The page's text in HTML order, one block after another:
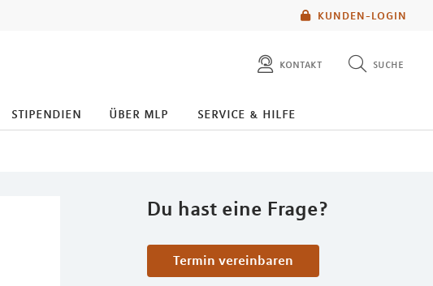
KUNDEN-LOGIN
kontakt suche
diese website durchsuchen
stipendien über mlp service & hilfe
Du hast eine Frage?
Termin vereinbaren